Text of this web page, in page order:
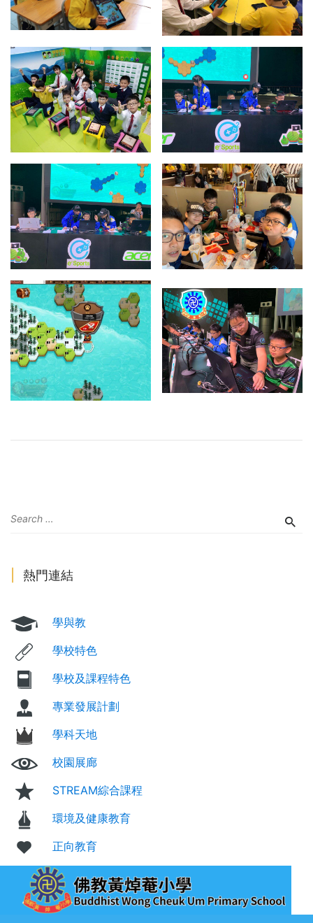
熱門連結
學與教
學校特色
學校及課程特色
專業發展計劃
學科天地
校園展廊
STREAM綜合課程
環境及健康教育
正向教育